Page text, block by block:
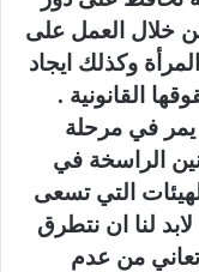
خلال العمل على
وكذلك ايجاد
القانونية .
يمر في مرحلة
الراسخة في
التي تسعى
لنا ان نتطرق
تعاني من عدم